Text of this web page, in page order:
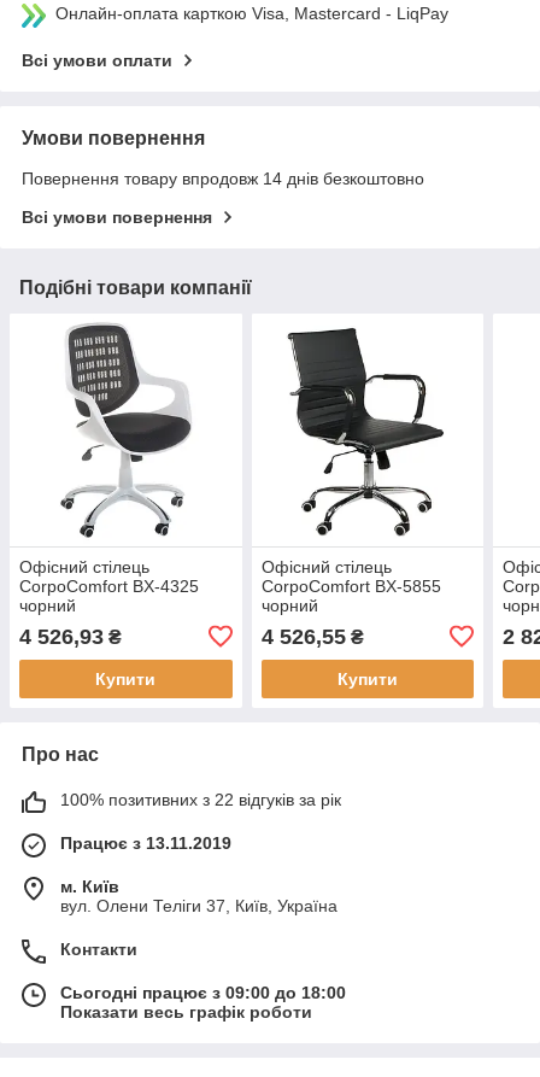
Онлайн-оплата карткою Visa, Mastercard - LiqPay
Всі умови оплати
Умови повернення
Повернення товару впродовж 14 днів безкоштовно
Всі умови повернення
Подібні товари компанії
Офісний стілець
CorpoComfort BX-4325
чорний
4 526,93 ₴
Купити
Офісний стілець
CorpoComfort BX-5855
чорний
4 526,55₴
Купити
2
Про нас
100% позитивних з 22 відгуків за рік
Працює з 13.11.2019
м. Київ
вул. Олени Теліги 37, Київ, Україна
Контакти
Сьогодні працює з 09:00 до 18:00
Показати весь графік роботи